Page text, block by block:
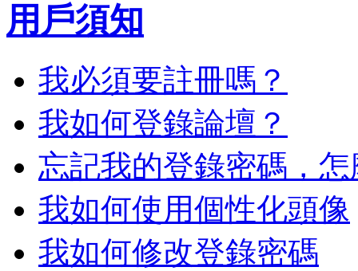
用戶須知
我必須要註冊嗎？
我如何登錄論壇？
忘記我的登錄密碼，
我如何使用個性化頭像
我如何修改登錄密碼